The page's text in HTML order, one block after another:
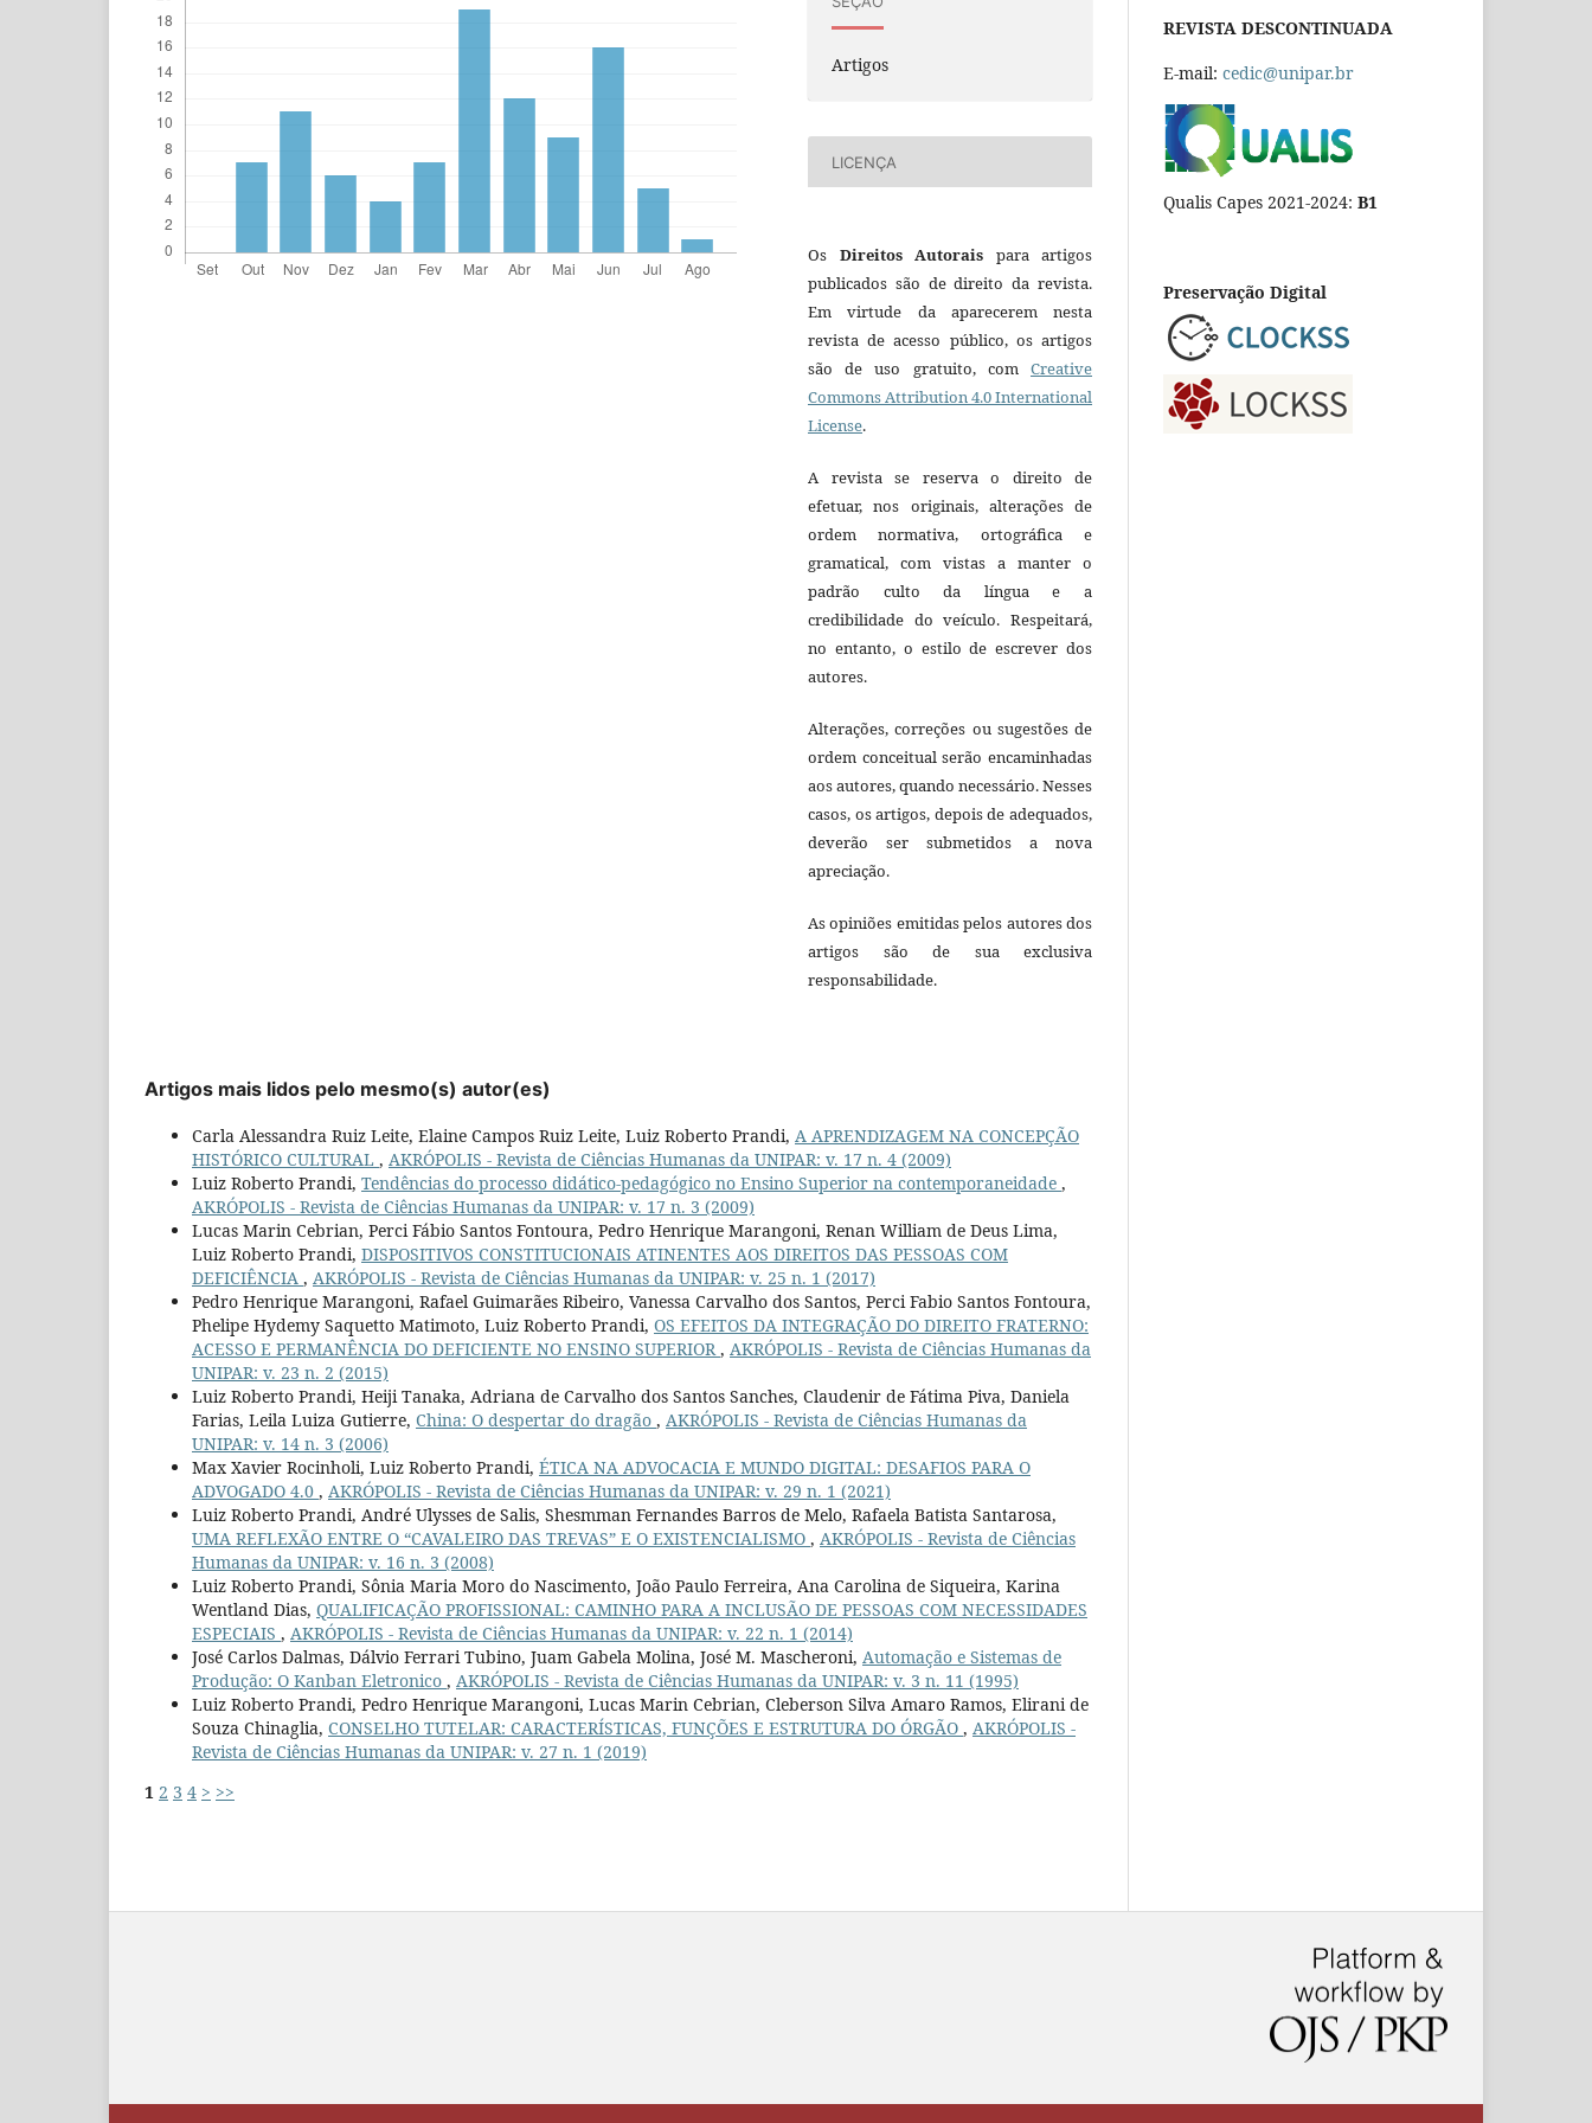
Artigos
LICENÇA
Os Direitos Autorais para artigos
publicados são de direito da revista.
Em virtude da aparecerem nesta
revista de acesso público, os artigos
são de uso gratuito, com Creative
Commons Attribution 4.0 International
License.
A revista se reserva o direito de
efetuar, nos originais, alterações de
ordem normativa, ortográfica e
gramatical, com vistas a manter o
padrão culto da língua e a
credibilidade do veículo. Respeitará,
no entanto, o estilo de escrever dos
autores.
Alterações, correções ou sugestões de
ordem conceitual serão encaminhadas
aos autores, quando necessário. Nesses
casos, os artigos, depois de adequados,
deverão ser submetidos a nova
apreciação.
As opiniões emitidas pelos autores dos
artigos são de sua exclusiva
responsabilidade.
Artigos mais lidos pelo mesmo(s) autor(es)
Carla Alessandra Ruiz Leite, Elaine Campos Ruiz Leite, Luiz Roberto Prandi, A APRENDIZAGEM NA CONCEPÇÃO
HISTÓRICO CULTURAL , AKRÓPOLIS - Revista de Ciências Humanas da UNIPAR: v. 17 n. 4 (2009)
Luiz Roberto Prandi, Tendências do processo didático-pedagógico no Ensino Superior na contemporaneidade ,
AKRÓPOLIS - Revista de Ciências Humanas da UNIPAR: v. 17 n. 3 (2009)
Lucas Marin Cebrian, Perci Fábio Santos Fontoura, Pedro Henrique Marangoni, Renan William de Deus Lima,
Luiz Roberto Prandi, DISPOSITIVOS CONSTITUCIONAIS ATINENTES AOS DIREITOS DAS PESSOAS COM
DEFICIÊNCIA , AKRÓPOLIS - Revista de Ciências Humanas da UNIPAR: v. 25 n. 1 (2017)
Pedro Henrique Marangoni, Rafael Guimarães Ribeiro, Vanessa Carvalho dos Santos, Perci Fabio Santos Fontoura,
Phelipe Hydemy Saquetto Matimoto, Luiz Roberto Prandi, OS EFEITOS DA INTEGRAÇÃO DO DIREITO FRATERNO:
ACESSO E PERMANÊNCIA DO DEFICIENTE NO ENSINO SUPERIOR , AKRÓPOLIS - Revista de Ciências Humanas da
UNIPAR: v. 23 n. 2 (2015)
Luiz Roberto Prandi, Heiji Tanaka, Adriana de Carvalho dos Santos Sanches, Claudenir de Fátima Piva, Daniela
Farias, Leila Luiza Gutierre, China: O despertar do dragão , AKRÓPOLIS - Revista de Ciências Humanas da
UNIPAR: v. 14 n. 3 (2006)
Max Xavier Rocinholi, Luiz Roberto Prandi, ÉTICA NA ADVOCACIA E MUNDO DIGITAL: DESAFIOS PARA O
ADVOGADO 4.0 , AKRÓPOLIS - Revista de Ciências Humanas da UNIPAR: v. 29 n. 1 (2021)
Luiz Roberto Prandi, André Ulysses de Salis, Shesmman Fernandes Barros de Melo, Rafaela Batista Santarosa,
UMA REFLEXÃO ENTRE O “CAVALEIRO DAS TREVAS” E O EXISTENCIALISMO , AKRÓPOLIS - Revista de Ciências
Humanas da UNIPAR: v. 16 n. 3 (2008)
Luiz Roberto Prandi, Sônia Maria Moro do Nascimento, João Paulo Ferreira, Ana Carolina de Siqueira, Karina
Wentland Dias, QUALIFICAÇÃO PROFISSIONAL: CAMINHO PARA A INCLUSÃO DE PESSOAS COM NECESSIDADES
ESPECIAIS , AKRÓPOLIS - Revista de Ciências Humanas da UNIPAR: v. 22 n. 1 (2014)
José Carlos Dalmas, Dálvio Ferrari Tubino, Juam Gabela Molina, José M. Mascheroni, Automação e Sistemas de
Produção: O Kanban Eletronico , AKRÓPOLIS - Revista de Ciências Humanas da UNIPAR: v. 3 n. 11 (1995)
Luiz Roberto Prandi, Pedro Henrique Marangoni, Lucas Marin Cebrian, Cleberson Silva Amaro Ramos, Elirani de
Souza Chinaglia, CONSELHO TUTELAR: CARACTERÍSTICAS, FUNÇÕES E ESTRUTURA DO ÓRGÃO , AKRÓPOLIS -
Revista de Ciências Humanas da UNIPAR: v. 27 n. 1 (2019)
1 2 3 4 > >>
REVISTA DESCONTINUADA
E-mail: cedic@unipar.br
Qualis Capes 2021-2024: B1
Preservação Digital